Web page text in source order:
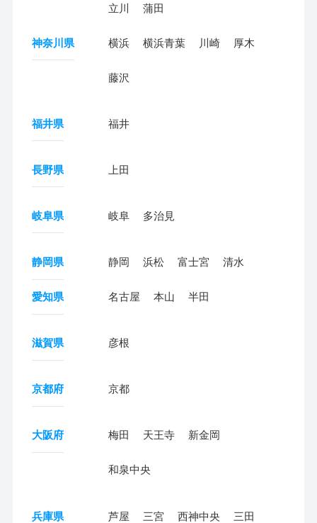
立川 蒲田
神奈川県 横浜 横浜青葉 川崎 厚木
藤沢
福井県 福井
長野県 上田
岐阜県 岐阜 多治見
静岡県 静岡 浜松 富士宮 清水
愛知県 名古屋 本山 半田
滋賀県 彦根
京都府 京都
大阪府 梅田 天王寺 新金岡
和泉中央
兵庫県 芦屋 三宮 西神中央 三田